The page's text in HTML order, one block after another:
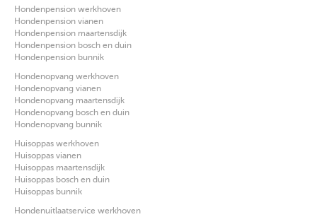
Hondenpension werkhoven
Hondenpension vianen
Hondenpension maartensdijk
Hondenpension bosch en duin
Hondenpension bunnik
Hondenopvang werkhoven
Hondenopvang vianen
Hondenopvang maartensdijk
Hondenopvang bosch en duin
Hondenopvang bunnik
Huisoppas werkhoven
Huisoppas vianen
Huisoppas maartensdijk
Huisoppas bosch en duin
Huisoppas bunnik
Hondenuitlaatservice werkhoven